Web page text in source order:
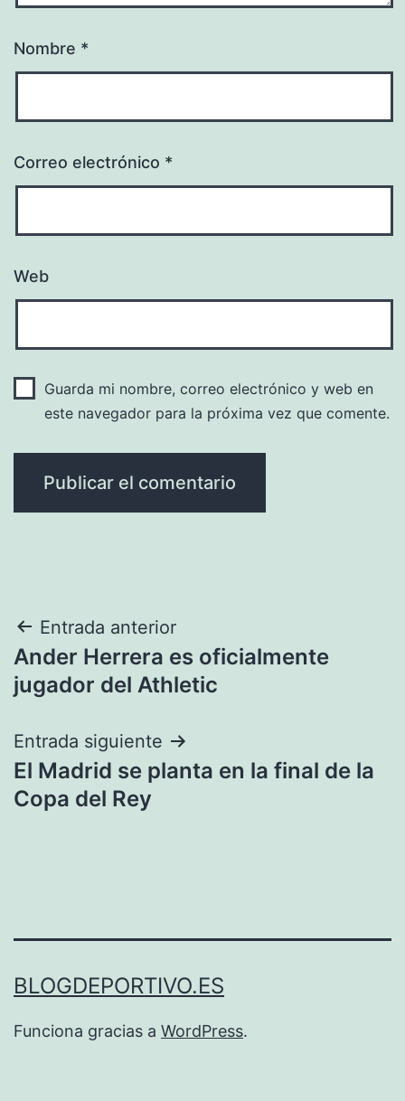
Nombre *
Correo electrónico *
Web
Guarda mi nombre, correo electrónico y web en
este navegador para la próxima vez que comente.
Navegación
de
Entrada anterior
Ander Herrera es oficialmente
jugador del Athletic
Entrada siguiente
El Madrid se planta en la final de la
Copa del Rey
BLOGDEPORTIVO.ES
Funciona gracias a WordPress.